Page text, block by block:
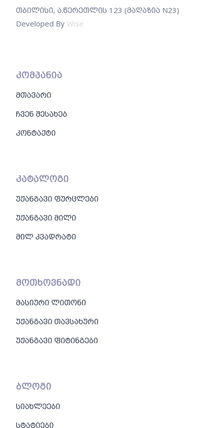
თბილისი, ა.წერეთლის 123 (მაღაზია N23)
Developed By Wise
კომპანია
მთავარი
ჩვენ შესახებ
კონტაქტი
კატალოგი
უჟანგავი ფურცლები
უჟანგავი მილი
მილ კვადრატი
მოთხოვნადი
მასიური ლითონი
უჟანგავი თავსახური
უჟანგავი ფიტინგები
ბლოგი
სიახლეები
სტატიები